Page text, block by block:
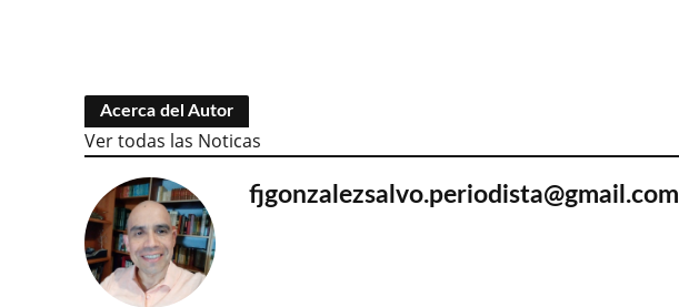
Acerca del Autor
Ver todas las Noticas
fjgonzalezsalvo.periodista@gmail.com